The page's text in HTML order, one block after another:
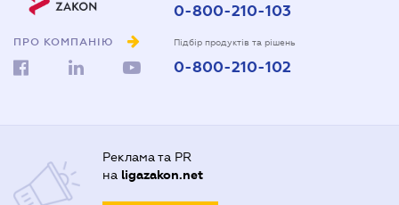
ПРО КОМПАНІЮ
0-800-210-103
Підбір продуктів та рішень
0-800-210-102
Реклама та PR
на ligazakon.net